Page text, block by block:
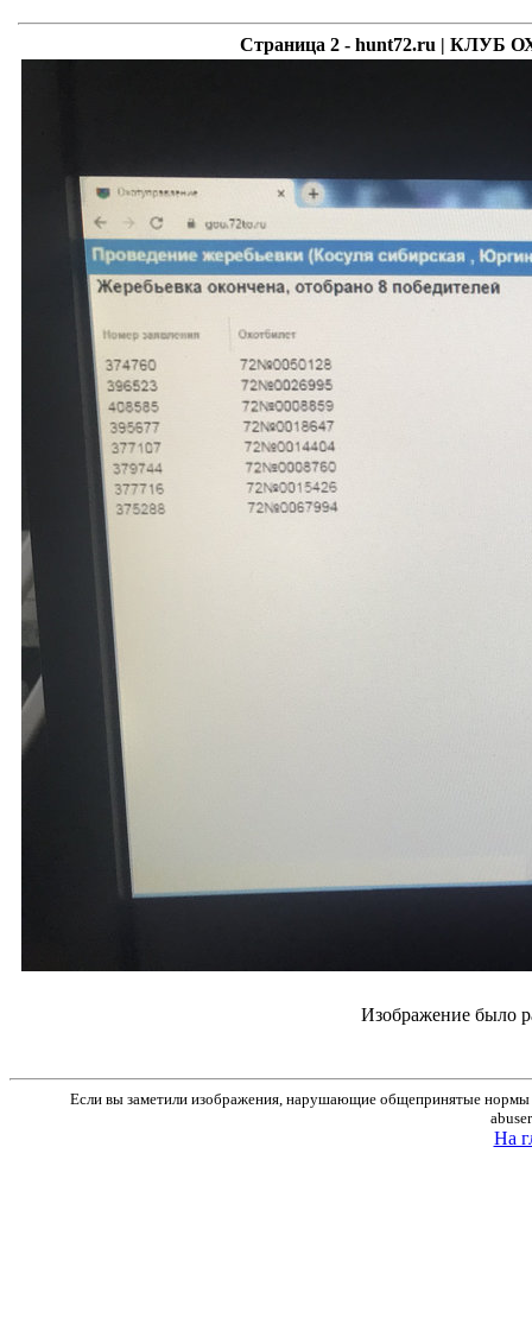
Страница 2 - hunt72.ru |
Изображение было
Если вы заметили изображения, нарушающие общепринятые нормы
На